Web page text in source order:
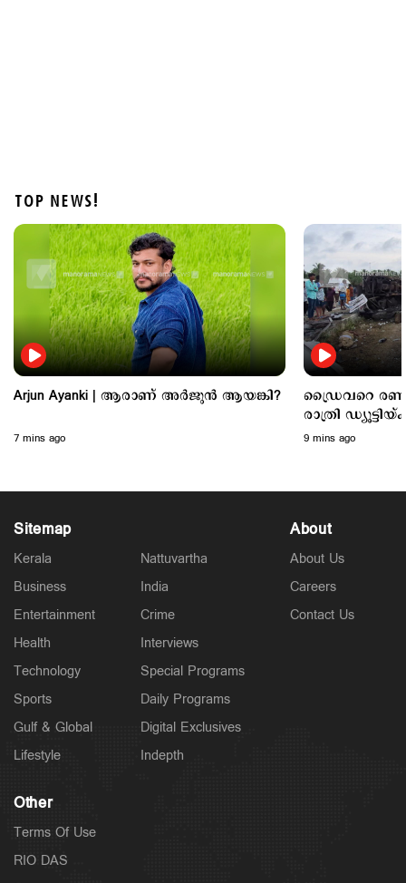
Politics
വിദ്യാഭ്യാസ വകുപ്പിന്‍റെ 'ഫ്രീഡം' ക്വിസില്‍
സവര്‍ക്കറെ പുകഴ്ത്തി ചോദ്യം; വിവാദം
2 hours ago
സിജെപി നേതാക്കളുടെ പോസ്റ്റുകള്‍ നീക്കി മെറ്റ;
നടപടി കേന്ദ്രസര്‍ക്കര്‍ താക്കീതിന് പിന്നാലെ
TOP NEWS!
Arjun Ayanki | ആരാണ് അര്‍ജുന്‍ ആയങ്കി?
7 mins ago
ഡ്രൈവറെ
രാത്രി
ചട്ടലംഘനം
9 mins ago
Sitemap
Kerala
Business
Entertainment
Health
Technology
Sports
Gulf & Global
Lifestyle
Nattuvartha
India
Crime
Interviews
Special Programs
Daily Programs
Digital Exclusives
Indepth
About
About Us
Careers
Contact Us
Other
Terms Of Use
RIO DAS